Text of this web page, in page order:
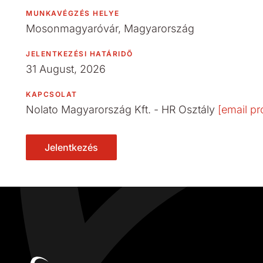
MUNKAVÉGZÉS HELYE
Mosonmagyaróvár, Magyarország
JELENTKEZÉSI HATÁRIDŐ
31 August, 2026
KAPCSOLAT
Nolato Magyarország Kft. - HR Osztály [email
Jelentkezés